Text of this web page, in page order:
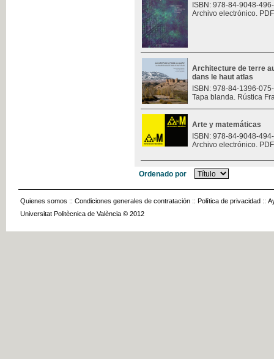
ISBN: 978-84-9048-
Archivo electrónico.
Architecture de terre
dans le haut atlas
ISBN: 978-84-1396-
Tapa blanda. Rústica
Arte y matemáticas
ISBN: 978-84-9048-
Archivo electrónico.
Ordenado por
Quienes somos :: Condiciones generales de contratación :: Política de privacidad ::
Universitat Politècnica de València © 2012